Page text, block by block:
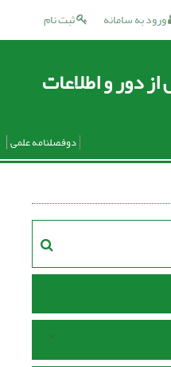
ثبت نام ورود به سامانه
دور و اطلاعات
دوفصلنامه علمی